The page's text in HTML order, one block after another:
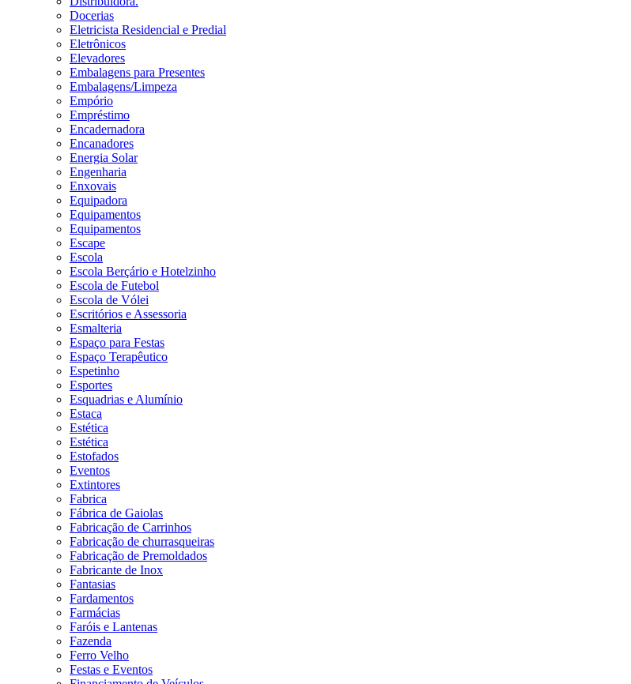
Docerias
Eletricista Residencial e Predial
Eletrônicos
Elevadores
Embalagens para Presentes
Embalagens/Limpeza
Empório
Empréstimo
Encadernadora
Encanadores
Energia Solar
Engenharia
Enxovais
Equipadora
Equipamentos
Equipamentos
Escape
Escola
Escola Berçário e Hotelzinho
Escola de Futebol
Escola de Vólei
Escritórios e Assessoria
Esmalteria
Espaço para Festas
Espaço Terapêutico
Espetinho
Esportes
Esquadrias e Alumínio
Estaca
Estética
Estética
Estofados
Eventos
Extintores
Fabrica
Fábrica de Gaiolas
Fabricação de Carrinhos
Fabricação de churrasqueiras
Fabricação de Premoldados
Fabricante de Inox
Fantasias
Fardamentos
Farmácias
Faróis e Lantenas
Fazenda
Ferro Velho
Festas e Eventos